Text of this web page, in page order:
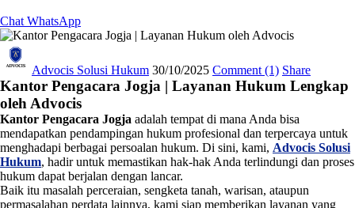
Chat WhatsApp
Advocis Solusi Hukum 30/10/2025 Comment (1) Share
Kantor Pengacara Jogja | Layanan Hukum Lengkap
oleh Advocis
Kantor Pengacara Jogja adalah tempat di mana Anda bisa
mendapatkan pendampingan hukum profesional dan terpercaya untuk
menghadapi berbagai persoalan hukum. Di sini, kami, Advocis Solusi
Hukum, hadir untuk memastikan hak-hak Anda terlindungi dan proses
hukum dapat berjalan dengan lancar.
Baik itu masalah perceraian, sengketa tanah, warisan, ataupun
permasalahan perdata lainnya, kami siap memberikan layanan yang